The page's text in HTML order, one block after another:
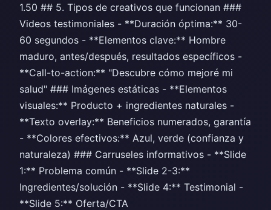
1.50 ## 5. Tipos de creativos que funcionan ###
Videos testimoniales - **Duración óptima:** 30-
60 segundos - **Elementos clave:** Hombre
maduro, antes/después, resultados específicos -
**Call-to-action:** "Descubre cómo mejoré mi
salud" ### Imágenes estáticas - **Elementos
visuales:** Producto + ingredientes naturales -
**Texto overlay:** Beneficios numerados, garantía
- **Colores efectivos:** Azul, verde (confianza y
naturaleza) ### Carruseles informativos - **Slide
1:** Problema común - **Slide 2-3:**
Ingredientes/solución - **Slide 4:** Testimonial -
**Slide 5:** Oferta/CTA